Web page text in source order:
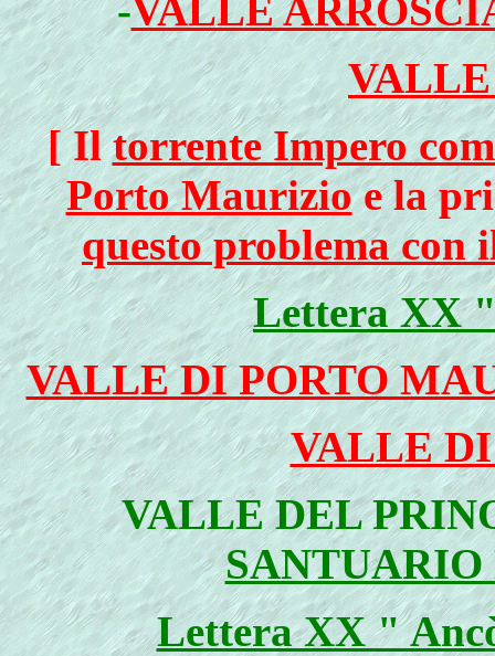
-VALLE
[ Iltorrente Impero
Porto Maurizioe la
questo problema con
Lettera XX
VALLE DI PORTO
VALLE
VALLE DEL
SANTUARIO
Lettera XX "